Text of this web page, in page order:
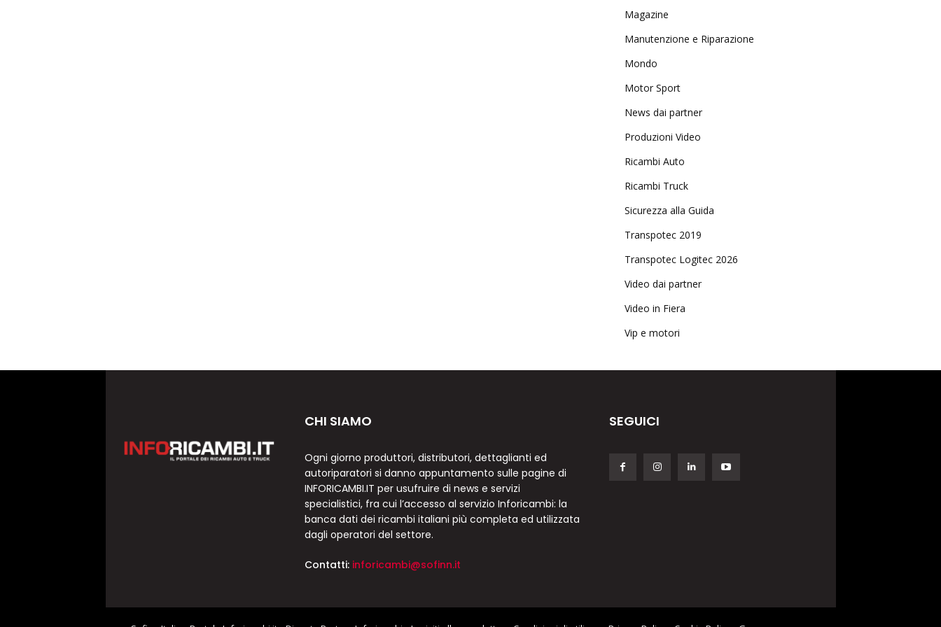
Magazine
Manutenzione e Riparazione
Mondo
Motor Sport
News dai partner
Produzioni Video
Ricambi Auto
Ricambi Truck
Sicurezza alla Guida
Transpotec 2019
Transpotec Logitec 2026
Video dai partner
Video in Fiera
Vip e motori
CHI SIAMO
Ogni giorno produttori, distributori, dettaglianti ed
autoriparatori si danno appuntamento sulle pagine di
INFORICAMBI.IT per usufruire di news e servizi
specialistici, fra cui l’accesso al servizio Inforicambi: la
banca dati dei ricambi italiani più completa ed utilizzata
dagli operatori del settore.
Contatti: inforicambi@sofinn.it
SEGUICI